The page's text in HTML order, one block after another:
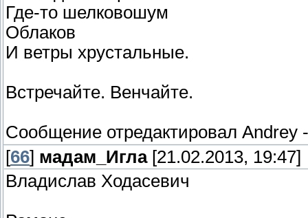
Где-то шелковошум
Облаков
И ветры хрустальные.
Встречайте. Венчайте.
Сообщение отредактировал Andrey
[66] мадам_Игла[21.02.2013, 19:47]
Владислав Ходасевич